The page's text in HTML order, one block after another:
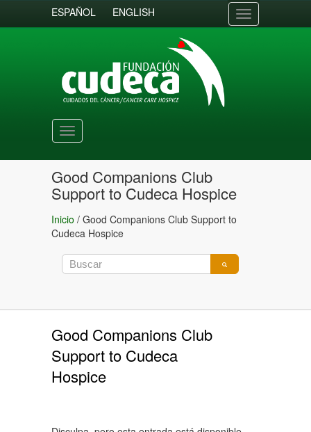
ESPAÑOL ENGLISH
Toggle
navigation
Toggle
navigation
Good Companions Club
Support to Cudeca Hospice
Inicio / Good Companions Club Support to
Cudeca Hospice
Good Companions Club
Support to Cudeca
Hospice